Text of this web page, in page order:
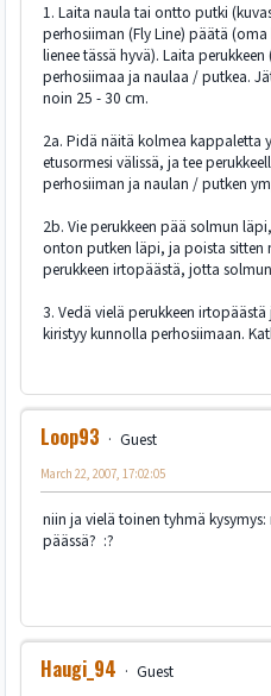
1. Laita naula tai ontto putki
perhosiiman (Fly Line) päätä
lienee tässä hyvä). Laita
perhosiimaa ja naulaa / putkea.
noin 25 - 30 cm.
2a. Pidä näitä kolmea kappaletta
etusormesi välissä, ja tee
perhosiiman ja naulan / putken
2b. Vie perukkeen pää solmun
onton putken läpi, ja poista sitten
perukkeen irtopäästä, jotta
3. Vedä vielä perukkeen
kiristyy kunnolla perhosiimaan.
Loop93
Guest
March 22, 2007, 17:02:05
niin ja vielä toinen tyhmä
päässä? :?
Haugi_94
Guest